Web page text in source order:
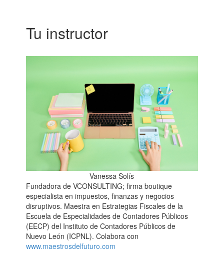
Tu instructor
Vanessa Solís
Fundadora de VCONSULTING; firma boutique
especialista en impuestos, finanzas y negocios
disruptivos. Maestra en Estrategias Fiscales de la
Escuela de Especialidades de Contadores Públicos
(EECP) del Instituto de Contadores Públicos de
Nuevo León (ICPNL). Colabora con
www.maestrosdelfuturo.com